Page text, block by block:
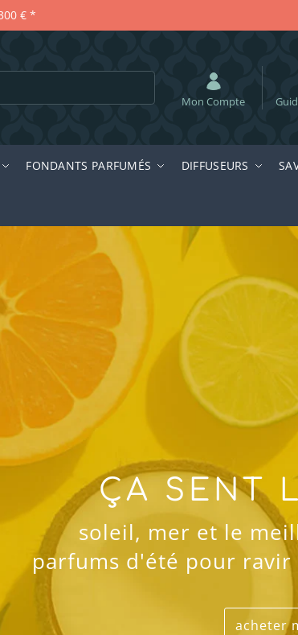
€ *
Mon Compte
FONDANTS PARFUMÉS DIFFUSEURS
ÇA SENT
soleil, mer et le
parfums d'été pour ravir
acheter